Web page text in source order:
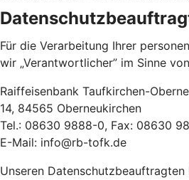
Für die Verarbeitung Ihrer
wir „Verantwortlicher” im Sinne
Raiffeisenbank Taufkirchen-
14, 84565 Oberneukirchen
Tel.: 08630 9888-0, Fax: 08630
E-Mail: info@rb-tofk.de
Unseren